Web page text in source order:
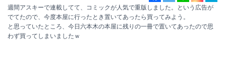
週間アスキーで連載してて、コミックが人気で重版しました。という広告が
でてたので、今度本屋に行ったとき置いてあったら買ってみよう。
と思っていたところ、今日六本木の本屋に残りの一冊で置いてあったので思
わず買ってしまいましたｗ